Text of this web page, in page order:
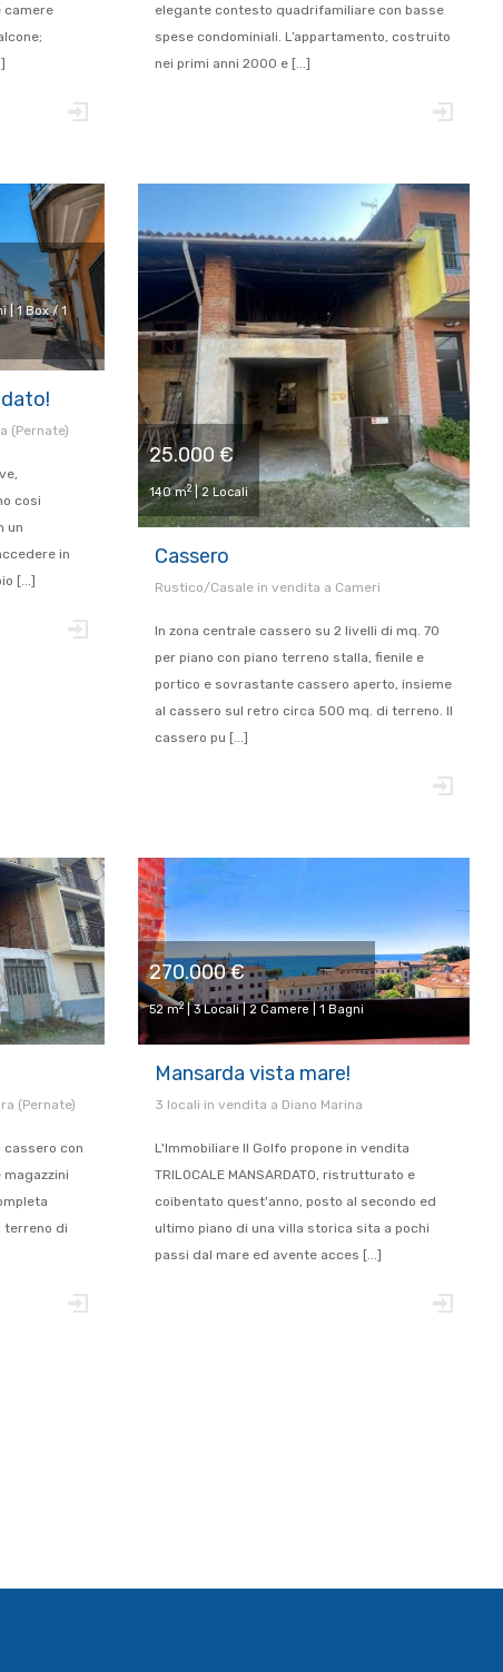
camere
elegante contesto quadrifamiliare con basse
spese condominiali. L’appartamento, costruito
nei primi anni 2000 e [...]
| 1 Box / 1
(Pernate)
cosi
un
in
[...]
25.000 €
140 m2| 2 Locali
Cassero
Rustico/Casale in vendita a Cameri
In zona centrale cassero su 2 livelli di mq. 70
per piano con piano terreno stalla, fienile e
portico e sovrastante cassero aperto, insieme
al cassero sul retro circa 500 mq. di terreno. Il
cassero pu [...]
(Pernate)
cassero con
terreno di
270.000 €
52 m2| 3 Locali | 2 Camere | 1 Bagni
Mansarda vista mare!
3 locali in vendita a Diano Marina
L'Immobiliare Il Golfo propone in vendita
TRILOCALE MANSARDATO, ristrutturato e
coibentato quest'anno, posto al secondo ed
ultimo piano di una villa storica sita a pochi
passi dal mare ed avente acces [...]